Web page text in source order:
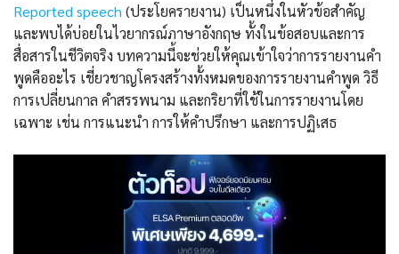
Reported speech (ประโยครายงาน) เป็นหนึ่งในหัวข้อสำคัญ
และพบได้บ่อยในไวยากรณ์ภาษาอังกฤษ ทั้งในข้อสอบและการ
สื่อสารในชีวิตจริง บทความนี้จะช่วยให้คุณเข้าใจว่าการรายงานคำ
พูดคืออะไร เชี่ยวชาญโครงสร้างทั้งหมดของการรายงานคำพูด วิธี
การเปลี่ยนกาล คำสรรพนาม และกริยาที่ใช้ในการรายงานโดย
เฉพาะ เช่น การแนะนำ การให้คำปรึกษา และการปฏิเสธ